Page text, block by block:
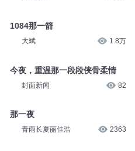
1084那一箭
大斌 1.8万
今夜，重温那一段段侠骨柔情
封面新闻 82
那一夜
青雨长夏丽佳浩 2363